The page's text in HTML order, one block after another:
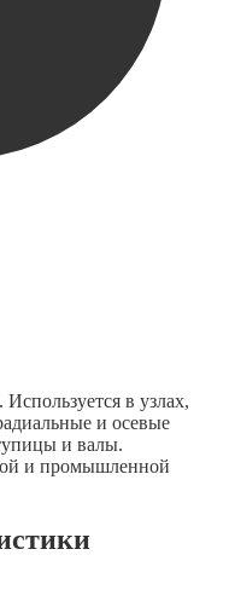
в узлах,
и осевые
и валы.
и промышленной